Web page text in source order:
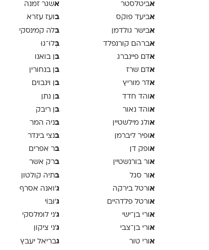
אביטלסטר
אביעד פוקס
אבישר גולדמן
אברהם קורנפלד
אדם פיינברג
אדם שרז
אדר מוריץ
אוהד חדד
אוהד נאור
אולג מילשטיין
אופיר ליברמן
אופק דן
אור בורנשטיין
אור סגל
אורטל בירקה
אורטל פלדהיים
אורי בן־ישי
אורי בן־צבי
אורי טור
אשגר זמנה
ב ועז עזרא
בלה קמינסקי
בְּלוּ־גוּ
ב ן בואנו
ב ן בנחורין
ב ן וינבוים
ב ן נתן
ב ן ריבק
בניה המר
בנצי בינדר
בר אפרים
ברק אשר
בתיה קולטון
ג'ואנה אסרף
ג'וּבּוֹי
ג׳ני לומלסקי
ג׳ני ציקון
גבריאל יעבץ